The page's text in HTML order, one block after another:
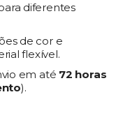
diferentes
de cor e
flexível.
em até 72 horas
).